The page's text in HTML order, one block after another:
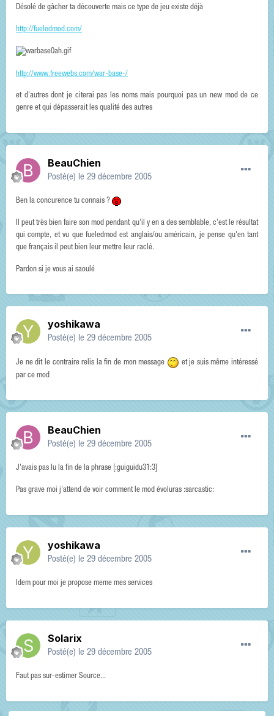
Désolé de gâcher ta découverte mais ce type de jeu existe déjà
http://fueledmod.com/
http://www.freewebs.com/war-base-/
et d'autres dont je citerai pas les noms mais pourquoi pas un new mod de ce
genre et qui dépasserait les qualité des autres
BeauChien
Posté(e) le 29 décembre 2005
Ben la concurence tu connais ?
Il peut très bien faire son mod pendant qu'il y en a des semblable, c'est le résultat
qui compte, et vu que fueledmod est anglais/ou américain, je pense qu'en tant
que français il peut bien leur mettre leur raclé.
Pardon si je vous ai saoulé
yoshikawa
Posté(e) le 29 décembre 2005
Je ne dit le contraire relis la fin de mon message
et je suis même intéressé
par ce mod
BeauChien
Posté(e) le 29 décembre 2005
J'avais pas lu la fin de la phrase [:guiguidu31:3]
Pas grave moi j'attend de voir comment le mod évoluras :sarcastic:
yoshikawa
Posté(e) le 29 décembre 2005
Idem pour moi je propose meme mes services
Solarix
Posté(e) le 29 décembre 2005
Faut pas sur-estimer Source...